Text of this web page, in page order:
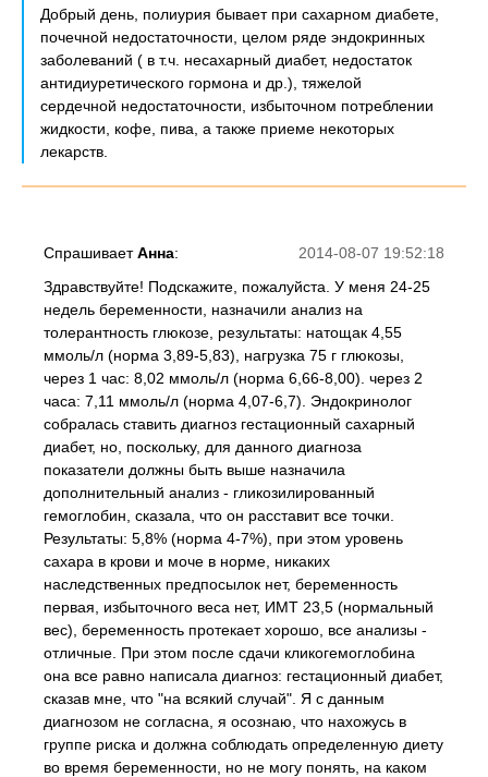
Добрый день, полиурия бывает при сахарном диабете,
почечной недостаточности, целом ряде эндокринных
заболеваний ( в т.ч. несахарный диабет, недостаток
антидиуретического гормона и др.), тяжелой
сердечной недостаточности, избыточном потреблении
жидкости, кофе, пива, а также приеме некоторых
лекарств.
2014-08-07 19:52:18
СпрашиваетАнна:
Здравствуйте! Подскажите, пожалуйста. У меня 24-25
недель беременности, назначили анализ на
толерантность глюкозе, результаты: натощак 4,55
ммоль/л (норма 3,89-5,83), нагрузка 75 г глюкозы,
через 1 час: 8,02 ммоль/л (норма 6,66-8,00). через 2
часа: 7,11 ммоль/л (норма 4,07-6,7). Эндокринолог
собралась ставить диагноз гестационный сахарный
диабет, но, поскольку, для данного диагноза
показатели должны быть выше назначила
дополнительный анализ - гликозилированный
гемоглобин, сказала, что он расставит все точки.
Результаты: 5,8% (норма 4-7%), при этом уровень
сахара в крови и моче в норме, никаких
наследственных предпосылок нет, беременность
первая, избыточного веса нет, ИМТ 23,5 (нормальный
вес), беременность протекает хорошо, все анализы -
отличные. При этом после сдачи кликогемоглобина
она все равно написала диагноз: гестационный диабет,
сказав мне, что "на всякий случай". Я с данным
диагнозом не согласна, я осознаю, что нахожусь в
группе риска и должна соблюдать определенную диету
во время беременности, но не могу понять, на каком